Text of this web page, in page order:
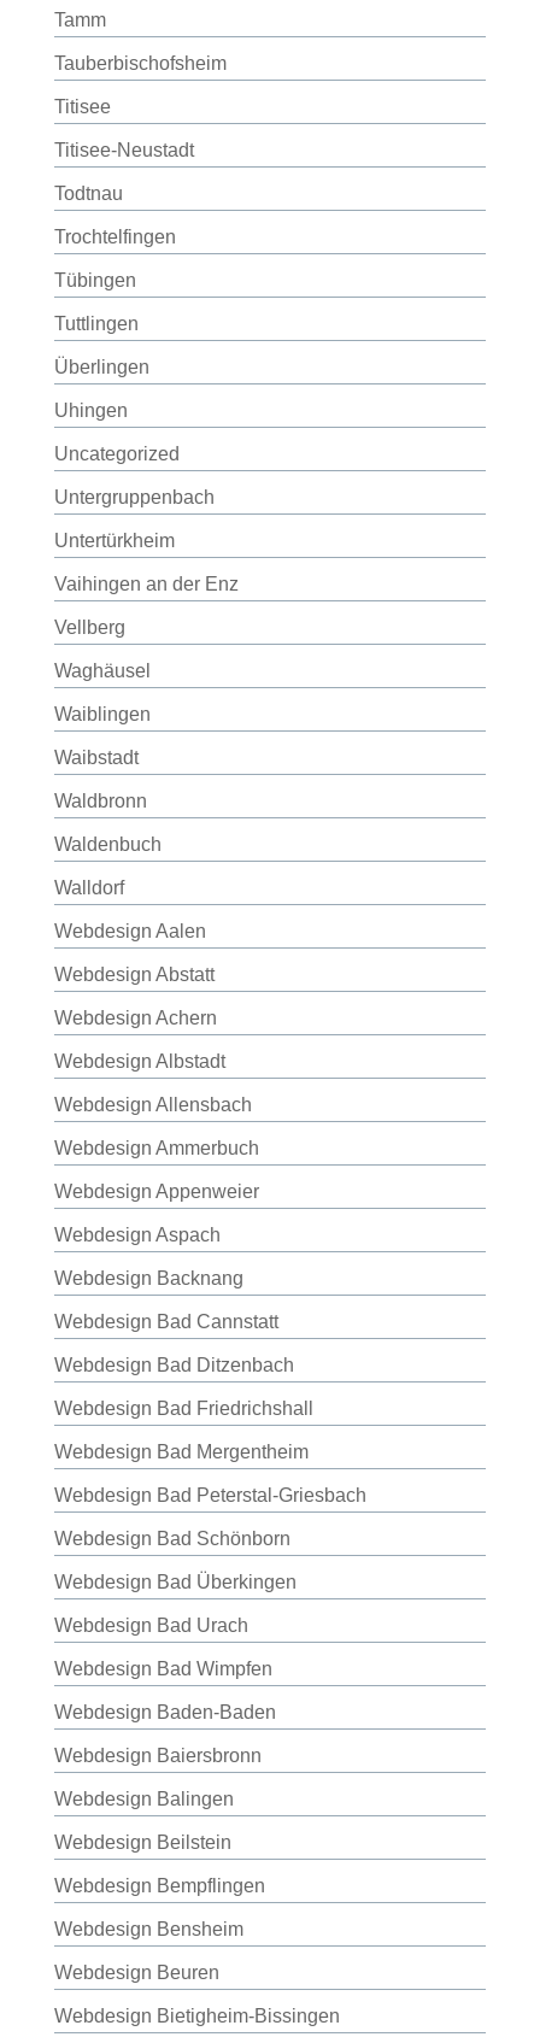
Tamm
Tauberbischofsheim
Titisee
Titisee-Neustadt
Todtnau
Trochtelfingen
Tübingen
Tuttlingen
Überlingen
Uhingen
Uncategorized
Untergruppenbach
Untertürkheim
Vaihingen an der Enz
Vellberg
Waghäusel
Waiblingen
Waibstadt
Waldbronn
Waldenbuch
Walldorf
Webdesign Aalen
Webdesign Abstatt
Webdesign Achern
Webdesign Albstadt
Webdesign Allensbach
Webdesign Ammerbuch
Webdesign Appenweier
Webdesign Aspach
Webdesign Backnang
Webdesign Bad Cannstatt
Webdesign Bad Ditzenbach
Webdesign Bad Friedrichshall
Webdesign Bad Mergentheim
Webdesign Bad Peterstal-Griesbach
Webdesign Bad Schönborn
Webdesign Bad Überkingen
Webdesign Bad Urach
Webdesign Bad Wimpfen
Webdesign Baden-Baden
Webdesign Baiersbronn
Webdesign Balingen
Webdesign Beilstein
Webdesign Bempflingen
Webdesign Bensheim
Webdesign Beuren
Webdesign Bietigheim-Bissingen